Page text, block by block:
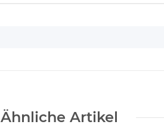
Ähnliche Artikel